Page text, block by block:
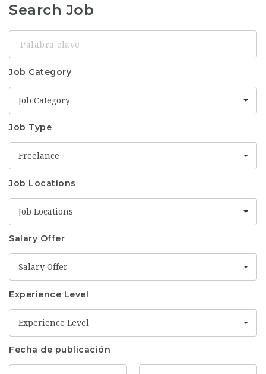
Search Job
clave
Job Category
Job Category
Job Type
Freelance
Job Locations
Job Locations
Salary Offer
Salary Offer
Experience Level
Experience Level
Fecha de publicación